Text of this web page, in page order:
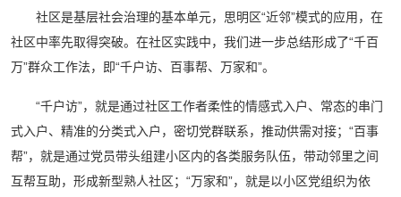
社区是基层社会治理的基本单元，思明区“近邻”模式的应用，在
社区中率先取得突破。在社区实践中，我们进一步总结形成了“千百
万”群众工作法，即“千户访、百事帮、万家和”。
“千户访”，就是通过社区工作者柔性的情感式入户、常态的串门
式入户、精准的分类式入户，密切党群联系，推动供需对接；“百事
帮”，就是通过党员带头组建小区内的各类服务队伍，带动邻里之间
互帮互助，形成新型熟人社区；“万家和”，就是以小区党组织为依